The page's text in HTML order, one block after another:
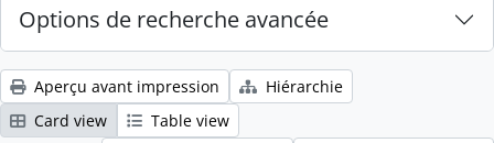
Options de recherche avancée
Aperçu avant impression
Hiérarchie
Card view
Table view